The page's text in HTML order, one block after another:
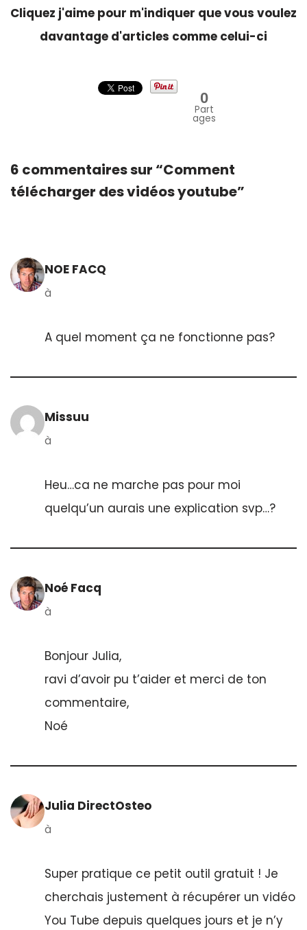
Cliquez j'aime pour m'indiquer que vous voulez
davantage d'articles comme celui-ci
0
Part
ages
6 commentaires sur “Comment
télécharger des vidéos youtube”
NOE FACQ
à
A quel moment ça ne fonctionne pas?
Missuu
à
Heu…ca ne marche pas pour moi
quelqu’un aurais une explication svp…?
Noé Facq
à
Bonjour Julia,
ravi d’avoir pu t’aider et merci de ton
commentaire,
Noé
Julia DirectOsteo
à
Super pratique ce petit outil gratuit ! Je
cherchais justement à récupérer un vidéo
You Tube depuis quelques jours et je n’y